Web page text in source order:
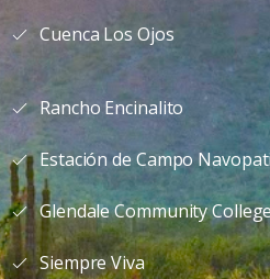
Cuenca Los Ojos
Rancho Encinalito
Estación de Campo
Glendale Community
Siempre Viva